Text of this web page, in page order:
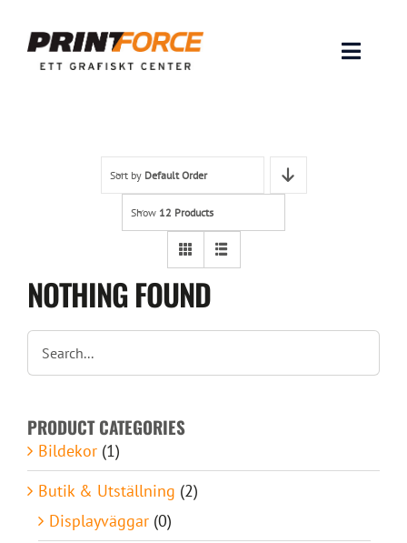
content
Toggle
INSPIRATION
Om oss
Sort by Default Order
Show 12 Products
NOTHING FOUND
PRODUCT CATEGORIES
Bildekor (1)
Butik & Utställning (2)
Displayväggar (0)